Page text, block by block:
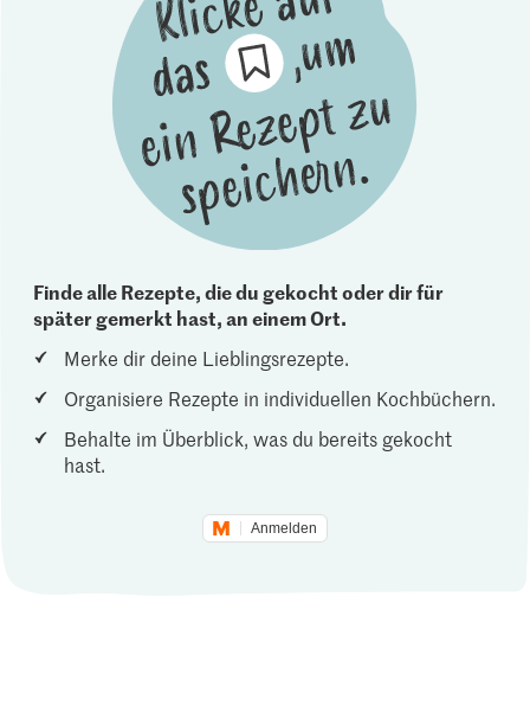
Finde alle Rezepte, die du gekocht oder dir für
später gemerkt hast, an einem Ort.
Merke dir deine Lieblingsrezepte.
Organisiere Rezepte in individuellen Kochbüchern.
Behalte im Überblick, was du bereits gekocht
hast.
Anmelden